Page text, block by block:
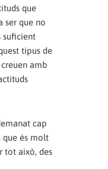
que
ser que no
suficient
tipus de
amb
cap
que és molt
tot això, des